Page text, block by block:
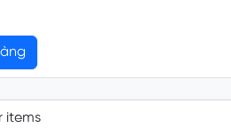
items